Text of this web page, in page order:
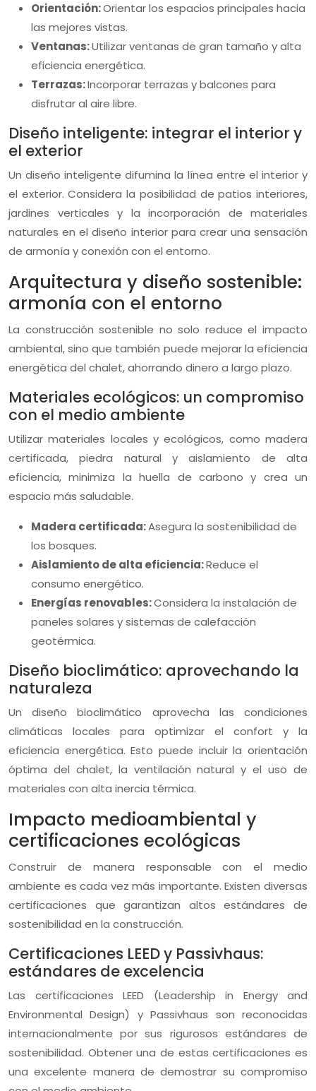
Orientación:Orientar los espacios principales hacia
las mejores vistas.
Ventanas:Utilizar ventanas de gran tamaño y alta
eficiencia energética.
Terrazas:Incorporar terrazas y balcones para
disfrutar al aire libre.
Diseño inteligente: integrar el interior y
el exterior
Un diseño inteligente difumina la línea entre el interior y
el exterior. Considera la posibilidad de patios interiores,
jardines verticales y la incorporación de materiales
naturales en el diseño interior para crear una sensación
de armonía y conexión con el entorno.
Arquitectura y diseño sostenible:
armonía con el entorno
La construcción sostenible no solo reduce el impacto
ambiental, sino que también puede mejorar la eficiencia
energética del chalet, ahorrando dinero a largo plazo.
Materiales ecológicos: un compromiso
con el medio ambiente
Utilizar materiales locales y ecológicos, como madera
certificada, piedra natural y aislamiento de alta
eficiencia, minimiza la huella de carbono y crea un
espacio más saludable.
Madera certificada:Asegura la sostenibilidad de
los bosques.
Aislamiento de alta eficiencia:Reduce el
consumo energético.
Energías renovables:Considera la instalación de
paneles solares y sistemas de calefacción
geotérmica.
Diseño bioclimático: aprovechando la
naturaleza
Un diseño bioclimático aprovecha las condiciones
climáticas locales para optimizar el confort y la
eficiencia energética. Esto puede incluir la orientación
óptima del chalet, la ventilación natural y el uso de
materiales con alta inercia térmica.
Impacto medioambiental y
certificaciones ecológicas
Construir de manera responsable con el medio
ambiente es cada vez más importante. Existen diversas
certificaciones que garantizan altos estándares de
sostenibilidad en la construcción.
Certificaciones LEED y Passivhaus:
estándares de excelencia
Las certificaciones LEED (Leadership in Energy and
Environmental Design) y Passivhaus son reconocidas
internacionalmente por sus rigurosos estándares de
sostenibilidad. Obtener una de estas certificaciones es
una excelente manera de demostrar su compromiso